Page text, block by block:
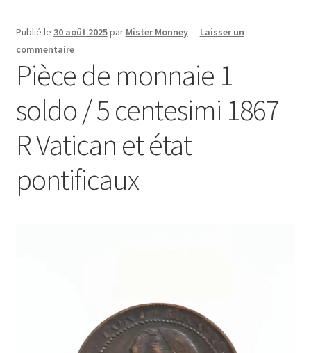
Publié le 30 août 2025par Mister Monney— Laisser un
commentaire
Pièce de monnaie 1
soldo / 5 centesimi 1867
R Vatican et état
pontificaux